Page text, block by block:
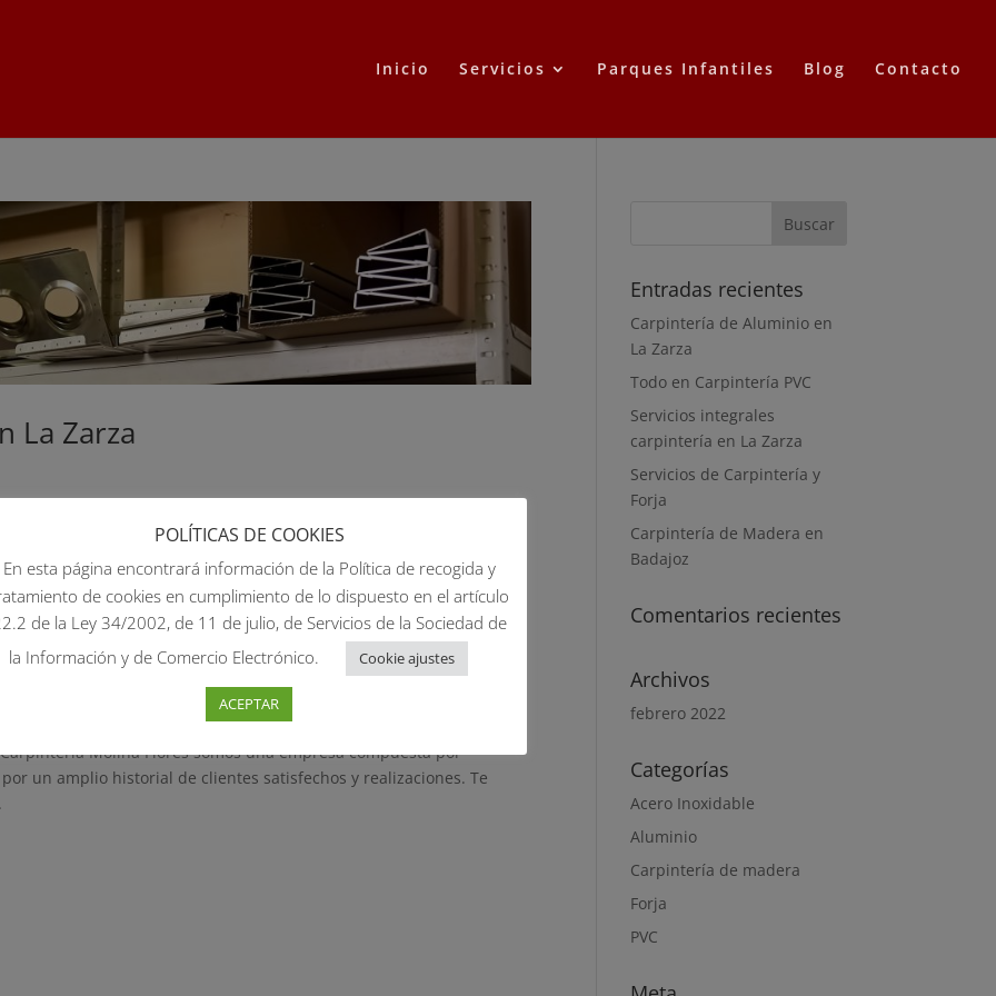
Inicio Servicios Parques Infantiles Blog Contacto
La Zarza
Molina Flores realizamos cualquier tipo de proyecto en
muchos años de experiencia en el sector de la carpintería de
en La Zarza
Forja,PVC
Molina Flores somos una empresa compuesta por
un amplio historial de clientes satisfechos y realizaciones. Te
Entradas recientes
Carpintería de Aluminio en
La Zarza
Todo en Carpintería PVC
Servicios integrales
carpintería en La Zarza
Servicios de Carpintería y
Forja
Carpintería de Madera en
Badajoz
Comentarios recientes
Archivos
febrero 2022
Categorías
Acero Inoxidable
Aluminio
Carpintería de madera
Forja
PVC
POLÍTICAS DE COOKIES
En esta página encontrará información de la Política de recogida y
de cookies en cumplimiento de lo dispuesto en el artículo
de la Ley 34/2002, de 11 de julio, de Servicios de la Sociedad de
la Información y de Comercio Electrónico.
Cookie ajustes
ACEPTAR